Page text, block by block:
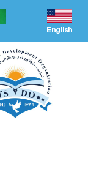
English